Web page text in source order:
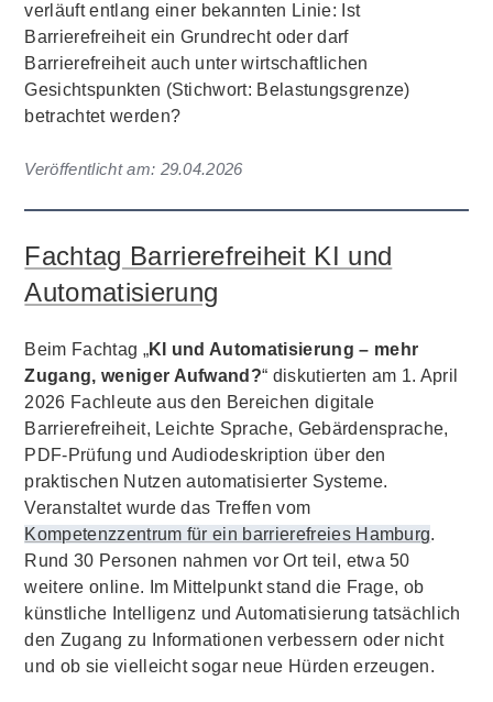
verläuft entlang einer bekannten Linie: Ist
Barrierefreiheit ein Grundrecht oder darf
Barrierefreiheit auch unter wirtschaftlichen
Gesichtspunkten (Stichwort: Belastungsgrenze)
betrachtet werden?
Veröffentlicht am: 29.04.2026
Fachtag Barrierefreiheit KI und
Automatisierung
Beim Fachtag „KI und Automatisierung – mehr
Zugang, weniger Aufwand?“ diskutierten am 1. April
2026 Fachleute aus den Bereichen digitale
Barrierefreiheit, Leichte Sprache, Gebärdensprache,
PDF-Prüfung und Audiodeskription über den
praktischen Nutzen automatisierter Systeme.
Veranstaltet wurde das Treffen vom
Kompetenzzentrum für ein barrierefreies Hamburg.
Rund 30 Personen nahmen vor Ort teil, etwa 50
weitere online. Im Mittelpunkt stand die Frage, ob
künstliche Intelligenz und Automatisierung tatsächlich
den Zugang zu Informationen verbessern oder nicht
und ob sie vielleicht sogar neue Hürden erzeugen.